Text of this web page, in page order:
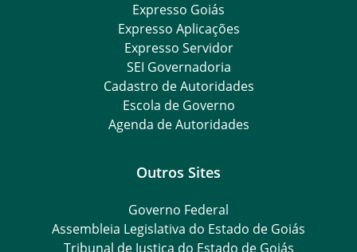
Expresso Goiás
Expresso Aplicações
Expresso Servidor
SEI Governadoria
Cadastro de Autoridades
Escola de Governo
Agenda de Autoridades
Outros Sites
Governo Federal
Assembleia Legislativa do Estado de Goiás
Tribunal de Justiça do Estado de Goiás